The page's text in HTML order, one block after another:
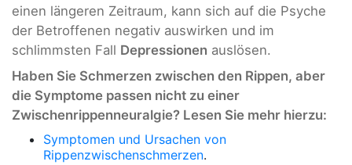
einen längeren Zeitraum, kann sich auf die Psyche
der Betroffenen negativ auswirken und im
schlimmsten Fall Depressionen auslösen.
Haben Sie Schmerzen zwischen den Rippen, aber
die Symptome passen nicht zu einer
Zwischenrippenneuralgie? Lesen Sie mehr hierzu:
Symptomen und Ursachen von
Rippenzwischenschmerzen.